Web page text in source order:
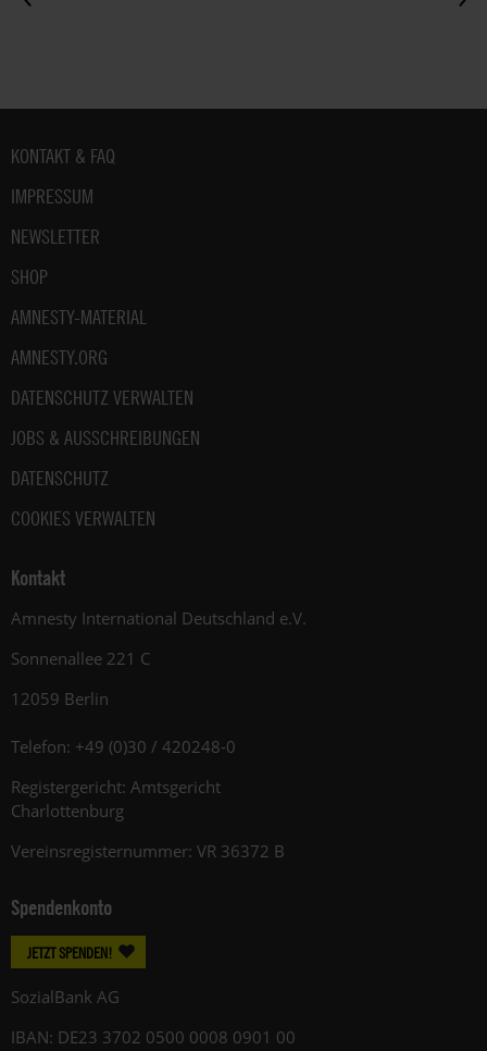
Fußbereich
KONTAKT & FAQ
IMPRESSUM
NEWSLETTER
SHOP
AMNESTY-MATERIAL
AMNESTY.ORG
DATENSCHUTZ VERWALTEN
JOBS & AUSSCHREIBUNGEN
DATENSCHUTZ
COOKIES VERWALTEN
Kontakt
Amnesty International Deutschland e.V.
Sonnenallee 221 C
12059 Berlin
Telefon: +49 (0)30 / 420248-0
Registergericht: Amtsgericht
Charlottenburg
Vereinsregisternummer: VR 36372 B
Spendenkonto
JETZT SPENDEN!
SozialBank AG
IBAN: DE23 3702 0500 0008 0901 00